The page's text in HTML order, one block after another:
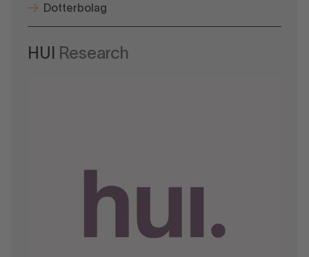
Dotterbolag
HUI Research